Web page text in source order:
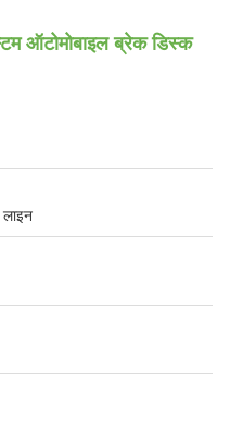
ऑटोमोबाइल ब्रेक डिस्क